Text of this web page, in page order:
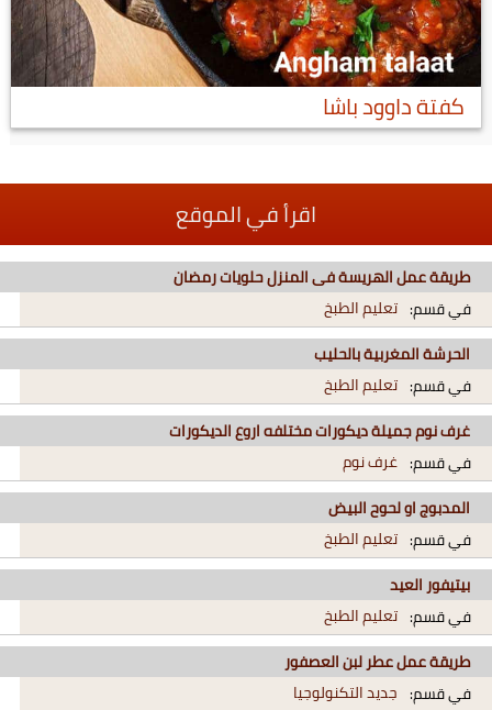
كفتة داوود باشا
اقرأ في الموقع
طريقة عمل الهريسة فى المنزل حلويات رمضان
في قسم: تعليم الطبخ
الحرشة المغربية بالحليب
في قسم: تعليم الطبخ
غرف نوم جميلة ديكورات مختلفه اروع الديكورات
في قسم: غرف نوم
المدبوج او لحوح البيض
في قسم: تعليم الطبخ
بيتيفور العيد
في قسم: تعليم الطبخ
طريقة عمل عطر لبن العصفور
في قسم: جديد التكنولوجيا